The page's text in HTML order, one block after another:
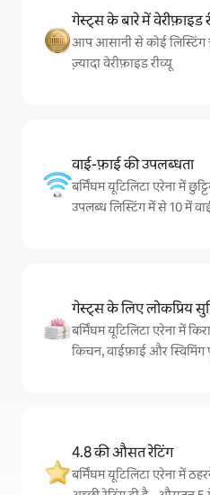
गेस्ट्स के बारे में वेरीफ़ाइड
आप आसानी से कोई
ज़्यादा वेरीफ़ाइड रीव्यू
वाई-फ़ाई की उपलब्धता
बर्मिंघम यूटिलिटा एरेना में
उपलब्ध लिस्टिंग में से 10 में
गेस्ट्स के लिए लोकप्रिय
बर्मिंघम यूटिलिटा एरेना में
किचन, वाईफ़ाई और
4.8 की औसत रेटिंग
बर्मिंघम यूटिलिटा एरेना में